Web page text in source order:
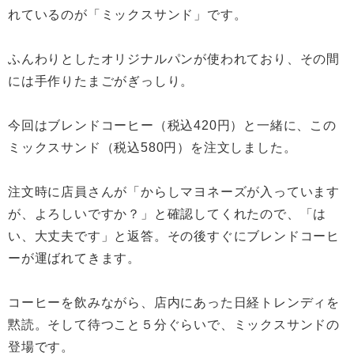
れているのが「ミックスサンド」です。
ふんわりとしたオリジナルパンが使われており、その間
には手作りたまごがぎっしり。
今回はブレンドコーヒー（税込420円）と一緒に、この
ミックスサンド（税込580円）を注文しました。
注文時に店員さんが「からしマヨネーズが入っています
が、よろしいですか？」と確認してくれたので、「は
い、大丈夫です」と返答。その後すぐにブレンドコーヒ
ーが運ばれてきます。
コーヒーを飲みながら、店内にあった日経トレンディを
黙読。そして待つこと５分ぐらいで、ミックスサンドの
登場です。